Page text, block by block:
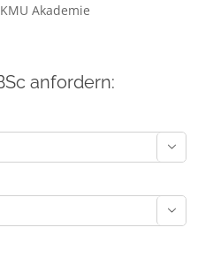
Akademie
anfordern:

